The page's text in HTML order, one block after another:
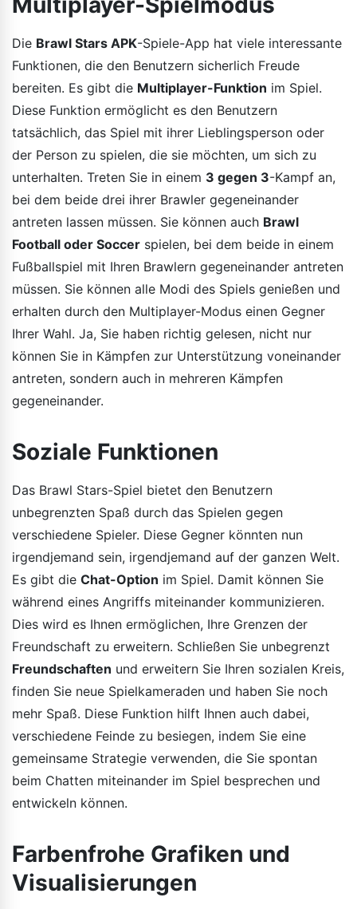
Die Brawl Stars APK-Spiele-App hat viele interessante
Funktionen, die den Benutzern sicherlich Freude
bereiten. Es gibt die Multiplayer-Funktion im Spiel.
Diese Funktion ermöglicht es den Benutzern
tatsächlich, das Spiel mit ihrer Lieblingsperson oder
der Person zu spielen, die sie möchten, um sich zu
unterhalten. Treten Sie in einem 3 gegen 3-Kampf an,
bei dem beide drei ihrer Brawler gegeneinander
antreten lassen müssen. Sie können auch Brawl
Football oder Soccer spielen, bei dem beide in einem
Fußballspiel mit Ihren Brawlern gegeneinander antreten
müssen. Sie können alle Modi des Spiels genießen und
erhalten durch den Multiplayer-Modus einen Gegner
Ihrer Wahl. Ja, Sie haben richtig gelesen, nicht nur
können Sie in Kämpfen zur Unterstützung voneinander
antreten, sondern auch in mehreren Kämpfen
gegeneinander.
Soziale Funktionen
Das Brawl Stars-Spiel bietet den Benutzern
unbegrenzten Spaß durch das Spielen gegen
verschiedene Spieler. Diese Gegner könnten nun
irgendjemand sein, irgendjemand auf der ganzen Welt.
Es gibt die Chat-Option im Spiel. Damit können Sie
während eines Angriffs miteinander kommunizieren.
Dies wird es Ihnen ermöglichen, Ihre Grenzen der
Freundschaft zu erweitern. Schließen Sie unbegrenzt
Freundschaften und erweitern Sie Ihren sozialen Kreis,
finden Sie neue Spielkameraden und haben Sie noch
mehr Spaß. Diese Funktion hilft Ihnen auch dabei,
verschiedene Feinde zu besiegen, indem Sie eine
gemeinsame Strategie verwenden, die Sie spontan
beim Chatten miteinander im Spiel besprechen und
entwickeln können.
Farbenfrohe Grafiken und
Visualisierungen